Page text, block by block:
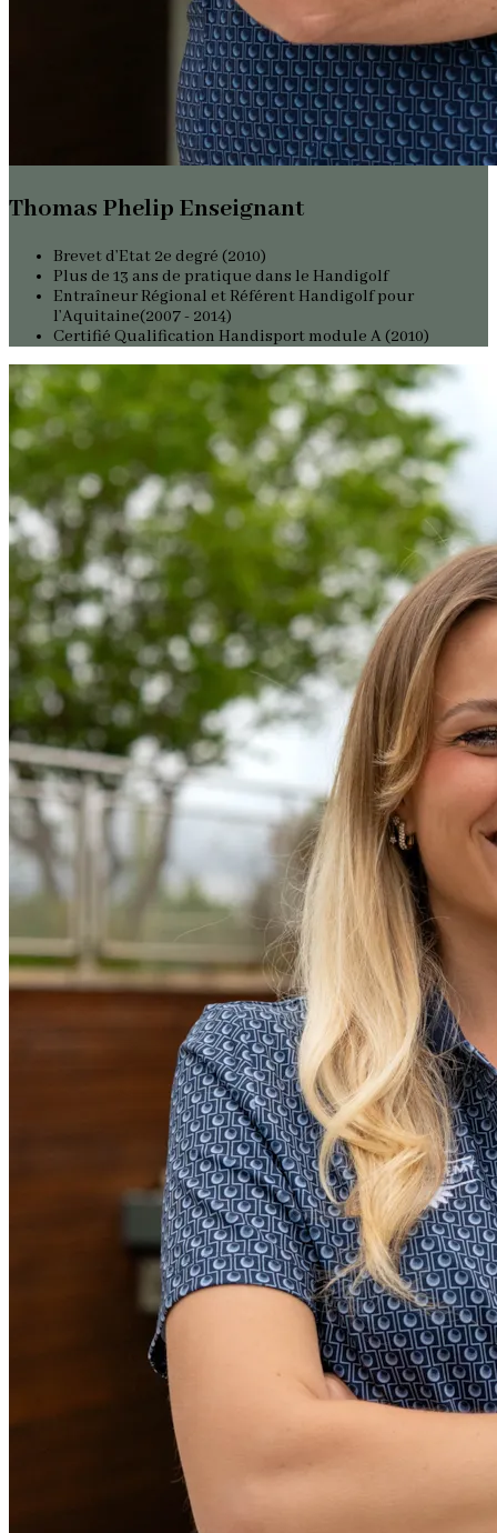
Thomas Phelip Enseignant
Brevet d’Etat 2e degré (2010)
Plus de 13 ans de pratique dans le Handigolf
Entraîneur Régional et Référent Handigolf pour
l’Aquitaine(2007 - 2014)
Certifié Qualification Handisport module A (2010)